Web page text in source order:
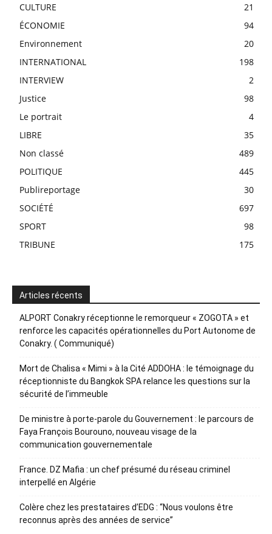
CULTURE
21
ÉCONOMIE
94
Environnement
20
INTERNATIONAL
198
INTERVIEW
2
Justice
98
Le portrait
4
LIBRE
35
Non classé
489
POLITIQUE
445
Publireportage
30
SOCIÉTÉ
697
SPORT
98
TRIBUNE
175
Articles récents
ALPORT Conakry réceptionne le remorqueur « ZOGOTA » et
renforce les capacités opérationnelles du Port Autonome de
Conakry. ( Communiqué)
Mort de Chalisa « Mimi » à la Cité ADDOHA : le témoignage du
réceptionniste du Bangkok SPA relance les questions sur la
sécurité de l’immeuble
De ministre à porte-parole du Gouvernement : le parcours de
Faya François Bourouno, nouveau visage de la
communication gouvernementale
France. DZ Mafia : un chef présumé du réseau criminel
interpellé en Algérie
Colère chez les prestataires d’EDG : “Nous voulons être
reconnus après des années de service”